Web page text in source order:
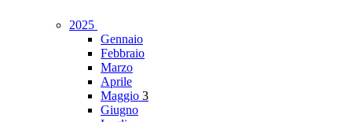
2025
Gennaio
Febbraio
Marzo
Aprile
Maggio 3
Giugno